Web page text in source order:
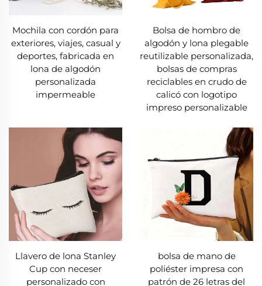
Mochila con cordón para
exteriores, viajes, casual y
deportes, fabricada en
lona de algodón
personalizada
impermeable
Bolsa de hombro de
algodón y lona plegable
reutilizable personalizada,
bolsas de compras
reciclables en crudo de
calicó con logotipo
impreso personalizable
Llavero de lona Stanley
Cup con neceser
personalizado con
bolsa de mano de
poliéster impresa con
patrón de 26 letras del